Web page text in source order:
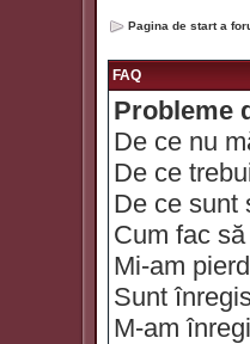
Pagina de start a
FAQ
Probleme
De ce nu
De ce
De ce sunt
Cum fac
Mi-am
Sunt
M-am